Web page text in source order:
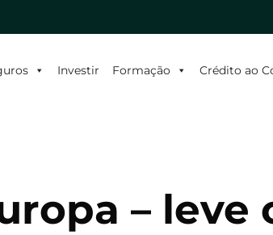
Investir Formação Crédito ao
– leve